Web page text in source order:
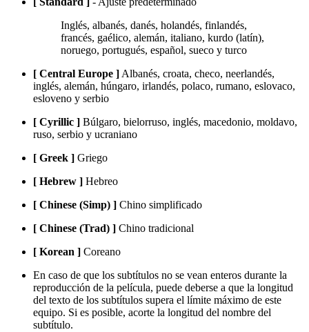
Inglés, albanés, danés, holandés, finlandés,
francés, gaélico, alemán, italiano, kurdo (latín),
noruego, portugués, español, sueco y turco
[ Central Europe ] Albanés, croata, checo, neerlandés,
inglés, alemán, húngaro, irlandés, polaco, rumano, eslovaco,
esloveno y serbio
[ Cyrillic ] Búlgaro, bielorruso, inglés, macedonio, moldavo,
ruso, serbio y ucraniano
[ Greek ] Griego
[ Hebrew ] Hebreo
[ Chinese (Simp) ] Chino simplificado
[ Chinese (Trad) ] Chino tradicional
[ Korean ] Coreano
En caso de que los subtítulos no se vean enteros durante la
reproducción de la película, puede deberse a que la longitud
del texto de los subtítulos supera el límite máximo de este
equipo. Si es posible, acorte la longitud del nombre del
subtítulo.